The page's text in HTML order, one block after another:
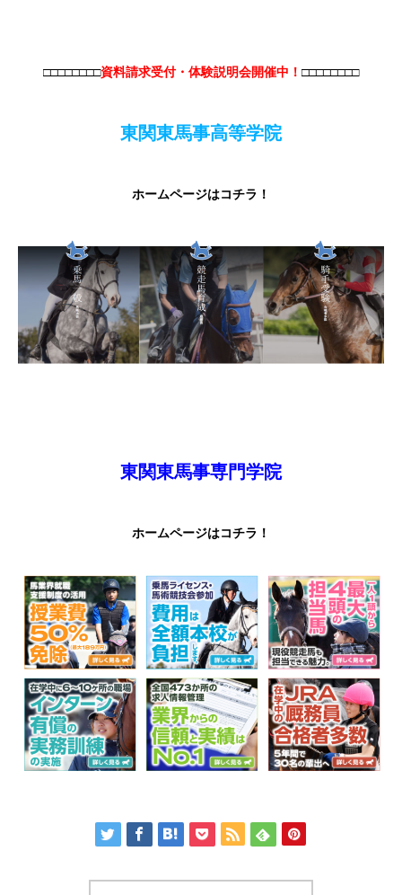
□□□□□□□□資料請求受付・体験説明会開催中！ □□□□□□□□
東関東馬事高等学院
ホームページはコチラ！
東関東馬事専門学院
ホームページはコチラ！